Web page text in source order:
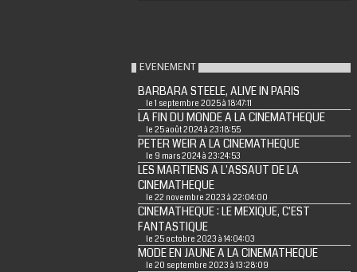
EVENEMENT
BARBARA STEELE, ALIVE IN PARIS
le 1 septembre 2025 à 18:47:11
LA FIN DU MONDE A LA CINEMATHEQUE
le 25 août 2024 à 23:18:55
PETER WEIR A LA CINEMATHEQUE
le 9 mars 2024 à 23:24:53
LES MARTIENS A L'ASSAUT DE LA
CINEMATHEQUE
le 22 novembre 2023 à 22:04:00
CINEMATHEQUE : LE MEXIQUE, C'EST
FANTASTIQUE
le 25 octobre 2023 à 14:04:03
MODE EN JAUNE A LA CINEMATHEQUE
le 20 septembre 2023 à 13:28:09